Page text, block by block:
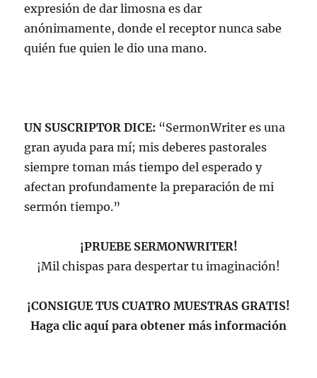
expresión de dar limosna es dar
anónimamente, donde el receptor nunca sabe
quién fue quien le dio una mano.
UN SUSCRIPTOR DICE: “SermonWriter es una
gran ayuda para mí; mis deberes pastorales
siempre toman más tiempo del esperado y
afectan profundamente la preparación de mi
sermón tiempo.”
¡PRUEBE SERMONWRITER!
¡Mil chispas para despertar tu imaginación!
¡CONSIGUE TUS CUATRO MUESTRAS GRATIS!
Haga clic aquí para obtener más información